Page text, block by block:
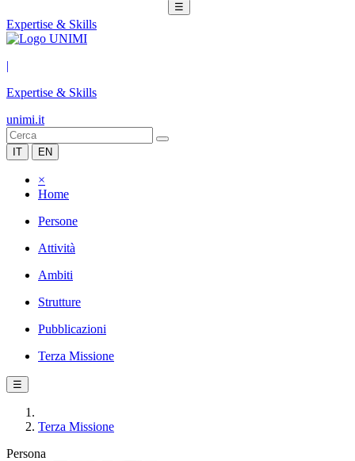
☰
Expertise & Skills
|
Expertise & Skills
unimi.it
IT EN
×
Home
Persone
Attività
Ambiti
Strutture
Pubblicazioni
Terza Missione
☰
Terza Missione
Persona